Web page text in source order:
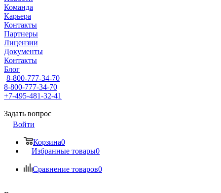
Команда
Карьера
Контакты
Партнеры
Лицензии
Документы
Контакты
Блог
8-800-777-34-70
8-800-777-34-70
+7-495-481-32-41
Задать вопрос
Войти
Корзина0
Избранные товары0
Сравнение товаров0